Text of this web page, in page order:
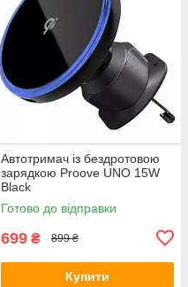
Автотримач із бездротовою
зарядкою Proove UNO 15W
Black
Готово до відправки
699 ₴ 899 ₴
Купити